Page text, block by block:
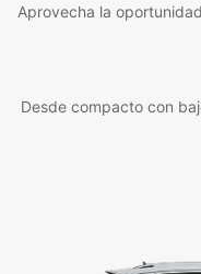
Aprovecha la
Desde compacto con